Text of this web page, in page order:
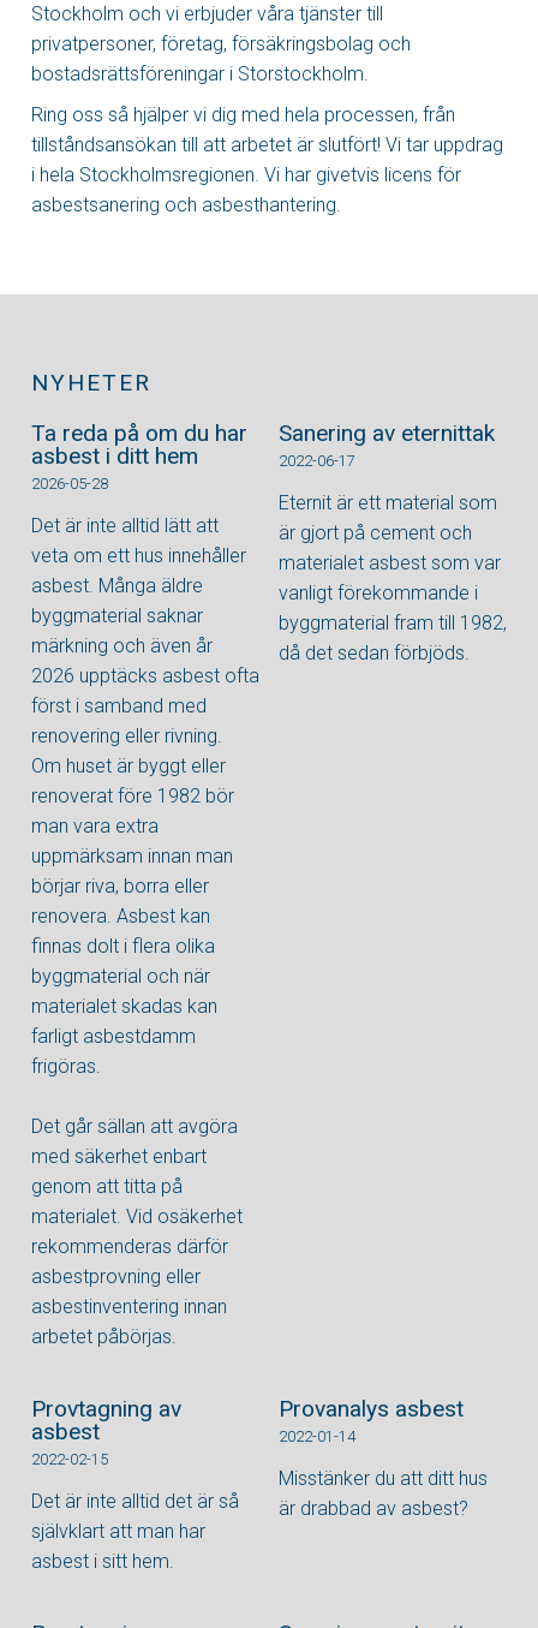
Stockholm och vi erbjuder våra tjänster till
privatpersoner, företag, försäkringsbolag och
bostadsrättsföreningar i Storstockholm.
Ring oss så hjälper vi dig med hela processen, från
tillståndsansökan till att arbetet är slutfört! Vi tar uppdrag
i hela Stockholmsregionen. Vi har givetvis licens för
asbestsanering och asbesthantering.
NYHETER
Ta reda på om du har
asbest i ditt hem
2026-05-28
Det är inte alltid lätt att
veta om ett hus innehåller
asbest. Många äldre
byggmaterial saknar
märkning och även år
2026 upptäcks asbest ofta
först i samband med
renovering eller rivning.
Om huset är byggt eller
renoverat före 1982 bör
man vara extra
uppmärksam innan man
börjar riva, borra eller
renovera. Asbest kan
finnas dolt i flera olika
byggmaterial och när
materialet skadas kan
farligt asbestdamm
frigöras.
Det går sällan att avgöra
med säkerhet enbart
genom att titta på
materialet. Vid osäkerhet
rekommenderas därför
asbestprovning eller
asbestinventering innan
arbetet påbörjas.
Sanering av eternittak
2022-06-17
Eternit är ett material som
är gjort på cement och
materialet asbest som var
vanligt förekommande i
byggmaterial fram till 1982,
då det sedan förbjöds.
Provtagning av
asbest
2022-02-15
Det är inte alltid det är så
självklart att man har
asbest i sitt hem.
Provanalys asbest
2022-01-14
Misstänker du att ditt hus
är drabbad av asbest?